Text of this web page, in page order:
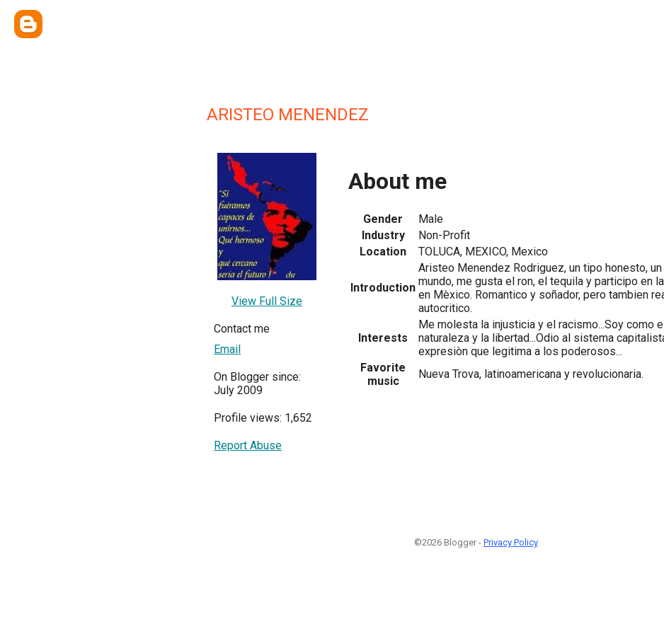
ARISTEO MENENDEZ
View Full Size
Contact me
Email
On Blogger since:
July 2009
Profile views: 1,652
Report Abuse
About me
Gender
Male
Industry
Non-Profit
Location
TOLUCA, MEXICO, Mexico
Introduction
Aristeo Menendez Rodriguez, un tipo honesto,
mundo, me gusta el ron, el tequila y participo en
en Mèxico. Romantico y soñador, pero tambien
autocritico.
Interests
Me molesta la injusticia y el racismo...Soy como
naturaleza y la libertad...Odio al sistema
expresiòn que legitima a los poderosos...
Favorite
music
Nueva Trova, latinoamericana y revolucionaria.
©2026 Blogger - Privacy Policy